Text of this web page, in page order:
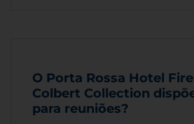
O Porta Rossa Hotel
Colbert Collection
para reuniões?